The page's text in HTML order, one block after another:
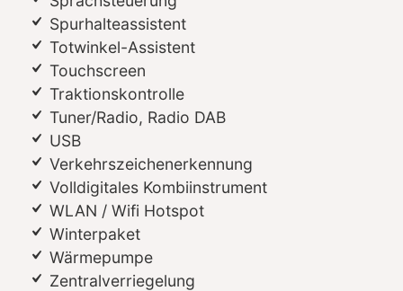
Spurhalteassistent
Totwinkel-Assistent
Touchscreen
Traktionskontrolle
Tuner/Radio, Radio DAB
USB
Verkehrszeichenerkennung
Volldigitales Kombiinstrument
WLAN / Wifi Hotspot
Winterpaket
Wärmepumpe
Zentralverriegelung